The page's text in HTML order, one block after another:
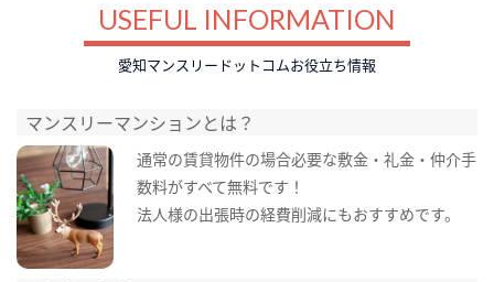
USEFUL INFORMATION
愛知マンスリードットコムお役立ち情報
マンスリーマンションとは？
通常の賃貸物件の場合必要な敷金・礼金・仲介手
数料がすべて無料です！
法人様の出張時の経費削減にもおすすめです。